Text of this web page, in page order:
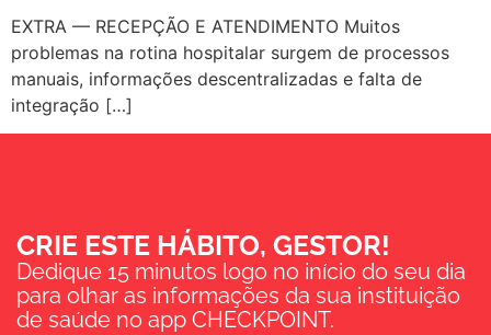
EXTRA — RECEPÇÃO E ATENDIMENTO Muitos
problemas na rotina hospitalar surgem de processos
manuais, informações descentralizadas e falta de
integração […]
CRIE ESTE HÁBITO, GESTOR!
Dedique 15 minutos logo no início do seu dia
para olhar as informações da sua instituição
de saúde no app CHECKPOINT.